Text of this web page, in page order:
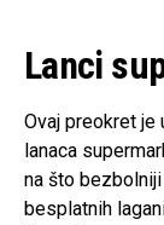
Lanci
Ovaj preokret je
lanaca
na što
besplatnih